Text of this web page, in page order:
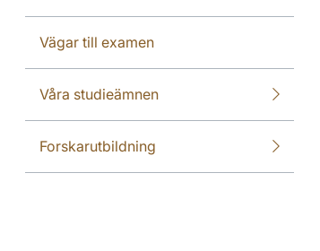
Vägar till examen
Våra studieämnen
Forskarutbildning